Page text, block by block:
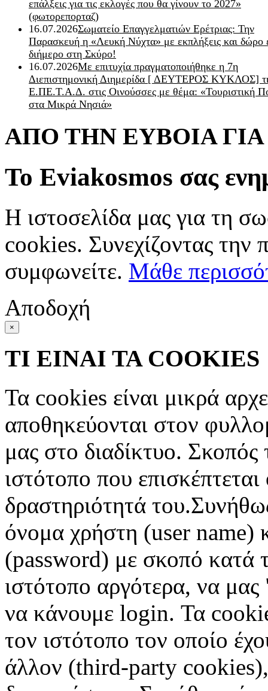
επάλξεις για τις εκλογές που θα γίνουν το 2027»
(φωτορεπορταζ)
16.07.2026Σωματείο Επαγγελματιών Ερέτριας: Την
Παρασκευή η «Λευκή Νύχτα» με εκπλήξεις και δώρο
διήμερο στη Σκύρο!
16.07.2026Με επιτυχία πραγματοποιήθηκε η 7η
Διεπιστημονική Διημερίδα [ ΔEYΤΕΡΟΣ ΚΥΚΛΟΣ]
Ε.ΠΕ.Τ.Α.Δ. στις Οινούσσες με θέμα: «Τουριστική
στα Μικρά Νησιά»
ΑΠΟ ΤΗΝ ΕΥΒΟΙΑ
Το Eviakosmos σας
Η ιστοσελίδα μας για τη
cookies. Συνεχίζοντας την
συμφωνείτε. Μάθε
Αποδοχή
×
ΤΙ ΕΙΝΑΙ ΤΑ COOKIES
Τα cookies είναι μικρά
αποθηκεύονται στον
μας στο διαδίκτυο. Σκοπός
ιστότοπο που
δραστηριότητά
όνομα χρήστη (user name)
(password) με σκοπό κατά
ιστότοπο αργότερα, να μας
να κάνουμε login. Τα
τον ιστότοπο τον οποίο
άλλον (third-party